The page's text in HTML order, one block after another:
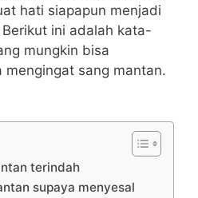
hati siapapun menjadi
ini adalah kata-
mungkin bisa
mengingat sang mantan.
terindah
supaya menyesal